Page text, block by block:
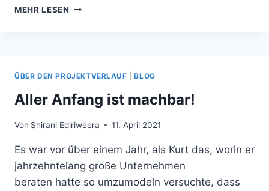
MEHR LESEN DER
FHWIEN
DER
WKW
ÜBER DEN PROJEKTVERLAUF |BLOG
Aller Anfang ist machbar!
Von Shirani Ediriweera 11. April 2021
Es war vor über einem Jahr, als Kurt das, worin er
jahrzehntelang große Unternehmen
beraten hatte so umzumodeln versuchte, dass